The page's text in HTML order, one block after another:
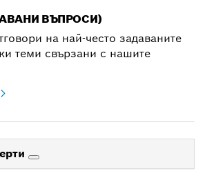
ВЪПРОСИ)
на най-често задаваните
теми свързани с нашите